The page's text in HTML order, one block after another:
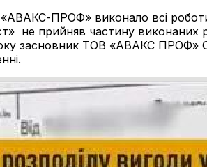
ПРОФ» виконало всі
не прийняв частину виконаних
засновник ТОВ «АВАКС ПРОФ»